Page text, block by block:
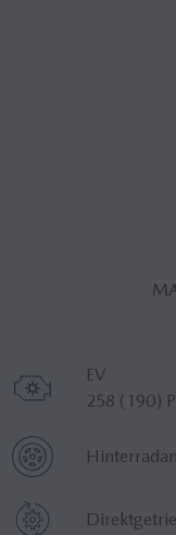
Motor
EV
258 (190)
Antrieb
Getriebe